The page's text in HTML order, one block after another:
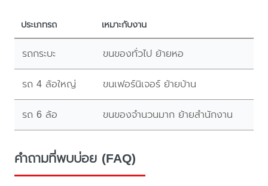
ประเภทรถ เหมาะกับงาน
รถกระบะ ขนของทั่วไป ย้ายหอ
รถ 4 ล้อใหญ่ ขนเฟอร์นิเจอร์ ย้ายบ้าน
รถ 6 ล้อ ขนของจำนวนมาก ย้ายสำนักงาน
คำถามที่พบบ่อย (FAQ)